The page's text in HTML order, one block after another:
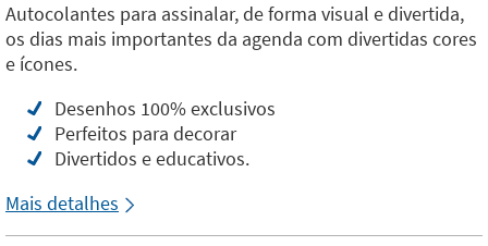
Autocolantes para assinalar, de forma visual e divertida,
os dias mais importantes da agenda com divertidas cores
e ícones.
Desenhos 100% exclusivos
Perfeitos para decorar
Divertidos e educativos.
Mais detalhes